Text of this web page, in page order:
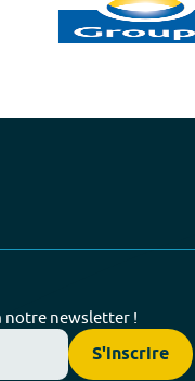
notre newsletter !
S'inscrire